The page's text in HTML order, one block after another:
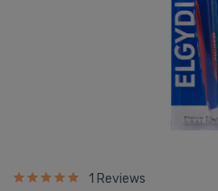
1 Reviews